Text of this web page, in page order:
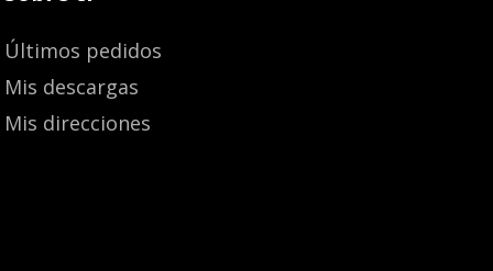
Últimos pedidos
Mis descargas
Mis direcciones